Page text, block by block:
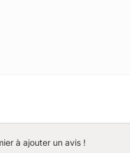
à ajouter un avis !